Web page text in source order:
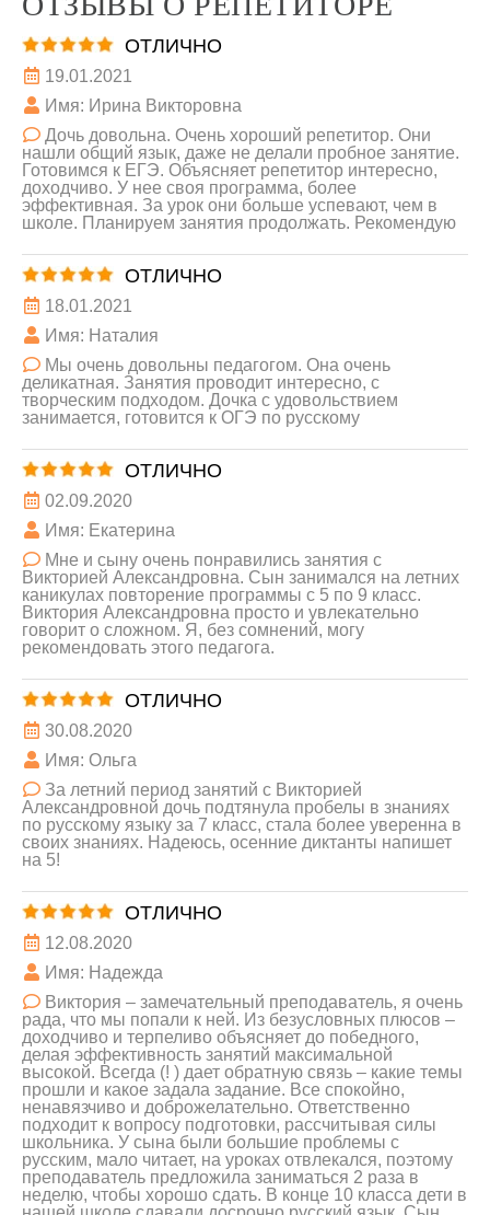
ОТЛИЧНО
19.01.2021
Имя: Ирина Викторовна
Дочь довольна. Очень хороший репетитор. Они
нашли общий язык, даже не делали пробное занятие.
Готовимся к ЕГЭ. Объясняет репетитор интересно,
доходчиво. У нее своя программа, более
эффективная. За урок они больше успевают, чем в
школе. Планируем занятия продолжать. Рекомендую
ОТЛИЧНО
18.01.2021
Имя: Наталия
Мы очень довольны педагогом. Она очень
деликатная. Занятия проводит интересно, с
творческим подходом. Дочка с удовольствием
занимается, готовится к ОГЭ по русскому
ОТЛИЧНО
02.09.2020
Имя: Екатерина
Мне и сыну очень понравились занятия с
Викторией Александровна. Сын занимался на летних
каникулах повторение программы с 5 по 9 класс.
Виктория Александровна просто и увлекательно
говорит о сложном. Я, без сомнений, могу
рекомендовать этого педагога.
ОТЛИЧНО
30.08.2020
Имя: Ольга
За летний период занятий с Викторией
Александровной дочь подтянула пробелы в знаниях
по русскому языку за 7 класс, стала более уверенна в
своих знаниях. Надеюсь, осенние диктанты напишет
на 5!
ОТЛИЧНО
12.08.2020
Имя: Надежда
Виктория – замечательный преподаватель, я очень
рада, что мы попали к ней. Из безусловных плюсов –
доходчиво и терпеливо объясняет до победного,
делая эффективность занятий максимальной
высокой. Всегда (! ) дает обратную связь – какие темы
прошли и какое задала задание. Все спокойно,
ненавязчиво и доброжелательно. Ответственно
подходит к вопросу подготовки, рассчитывая силы
школьника. У сына были большие проблемы с
русским, мало читает, на уроках отвлекался, поэтому
преподаватель предложила заниматься 2 раза в
неделю, чтобы хорошо сдать. В конце 10 класса дети в